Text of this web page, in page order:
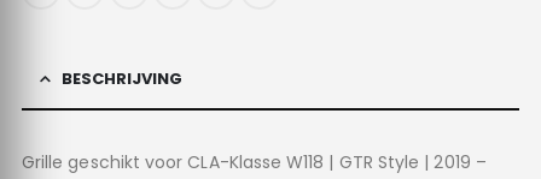
BESCHRIJVING
Grille geschikt voor CLA-Klasse W118 | GTR Style | 2019 –